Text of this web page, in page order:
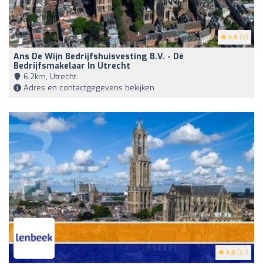
4.6 (9)
Ans De Wijn Bedrijfshuisvesting B.V. - Dé
Bedrijfsmakelaar In Utrecht
6,2km, Utrecht
Adres en contactgegevens bekijken
4.8 (61)